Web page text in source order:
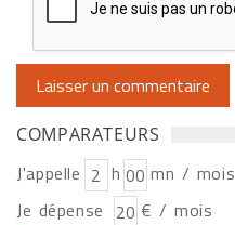
COMPARATEURS
J'appelle h
mn / mois
Je dépense
€ / mois